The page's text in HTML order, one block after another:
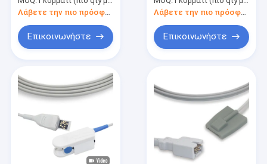
συνδετήρων
Λάβετε την πιο πρόσφατη τιμή
Επικοινωνήστε
SpO2 Senor
Επικοινωνήστε